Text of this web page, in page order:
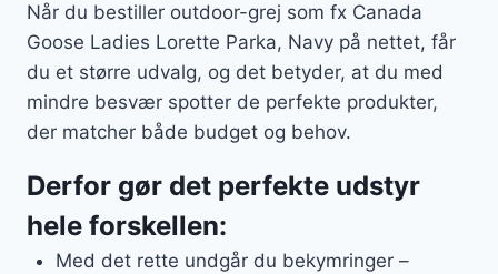
Når du bestiller outdoor-grej som fx Canada
Goose Ladies Lorette Parka, Navy på nettet, får
du et større udvalg, og det betyder, at du med
mindre besvær spotter de perfekte produkter,
der matcher både budget og behov.
Derfor gør det perfekte udstyr
hele forskellen:
Med det rette undgår du bekymringer –